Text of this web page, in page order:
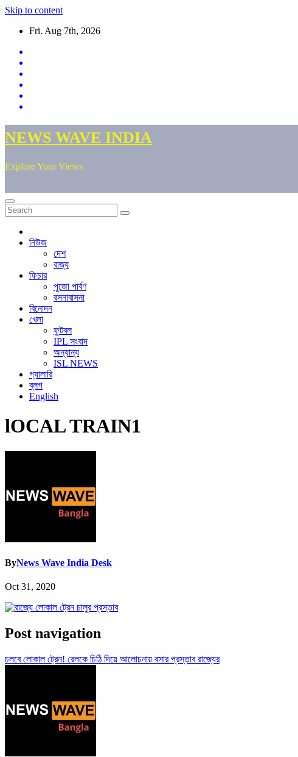
Skip to content
Fri. Aug 7th, 2026
NEWS WAVE INDIA
Explore Your Views
নিউজ
দেশ
রাজ্য
ফিচার
পুজো পার্বণ
রসনাবাসনা
বিনোদন
খেলা
ফুটবল
IPL সংবাদ
অন্যান্য
ISL NEWS
গ্যালারি
ব্লগ
English
lOCAL TRAIN1
ByNews Wave India Desk
Oct 31, 2020
Post navigation
চলবে লোকাল ট্রেন! রেলকে চিঠি দিয়ে আলোচনায় বসার প্রস্তাব রাজ্যের